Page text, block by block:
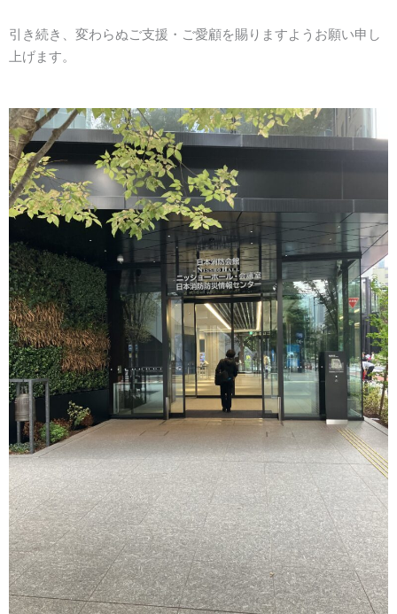
引き続き、変わらぬご支援・ご愛顧を賜りますようお願い申し
上げます。